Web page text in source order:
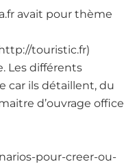
avait pour thème
touristic.fr)
Les différents
car ils détaillent, du
d’ouvrage office
pour-creer-ou-